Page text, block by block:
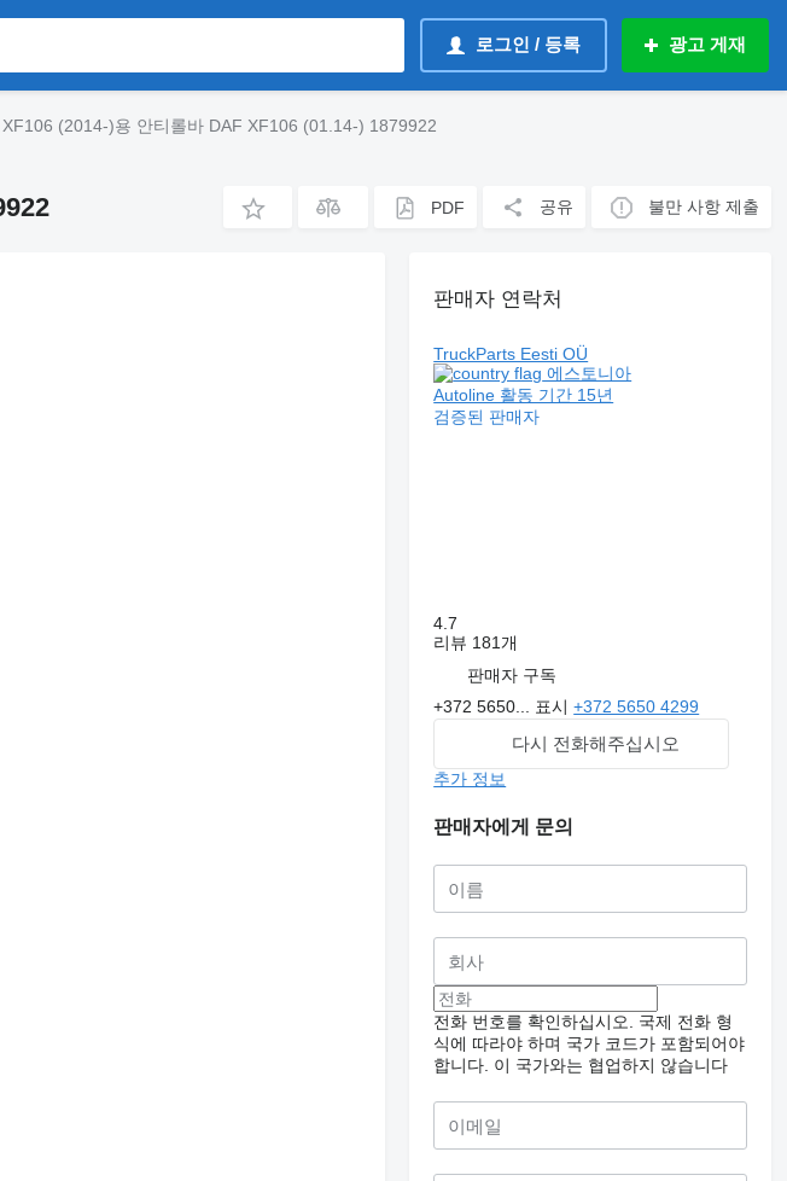
로그인 / 등록 광고 게재
(2014-)용 안티롤바 DAF XF106 (01.14-) 1879922
PDF 공유 불만 사항 제출
판매자 연락처
TruckParts Eesti OÜ
에스토니아
Autoline 활동 기간 15년
검증된 판매자
4.7
리뷰 181개
판매자 구독
+372 5650...
표시+372 5650 4299
다시 전화해주십시오
추가 정보
판매자에게 문의
전화 번호를 확인하십시오. 국제 전화 형
식에 따라야 하며 국가 코드가 포함되어야
합니다. 이 국가와는 협업하지 않습니다